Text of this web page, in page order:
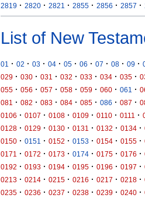
2819 · 2820 · 2821 · 2855 · 2856 · 2857 ·
List of New
01 · 02 · 03 · 04 · 05 · 06 · 07 · 08 · 09 ·
029 · 030 · 031 · 032 · 033 · 034 · 035 ·
055 · 056 · 057 · 058 · 059 · 060 · 061 ·
081
· 082 · 083 · 084 · 085 · 086 · 087 ·
0106 · 0107 · 0108 · 0109 · 0110 · 0111 ·
0128 · 0129 · 0130 · 0131 · 0132 · 0134 ·
0150 · 0151 · 0152 · 0153 · 0154 · 0155 ·
0171
· 0172 · 0173 · 0174 · 0175 · 0176 ·
0192 · 0193 · 0194 · 0195 · 0196 · 0197 ·
0213 · 0214 · 0215 · 0216 · 0217 · 0218 ·
0235 · 0236 · 0237 · 0238 · 0239 · 0240 ·